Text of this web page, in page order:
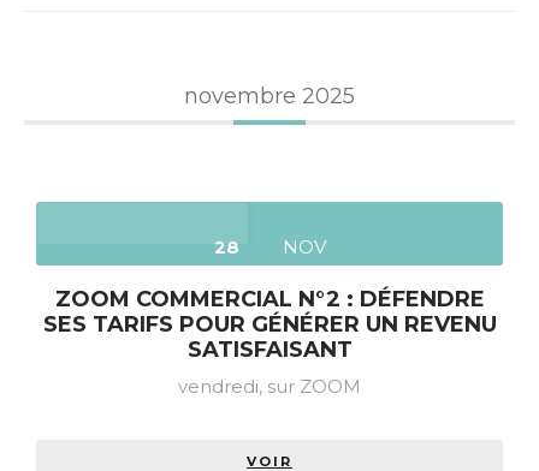
novembre 2025
28 NOV
ZOOM COMMERCIAL N°2 : DÉFENDRE
SES TARIFS POUR GÉNÉRER UN REVENU
SATISFAISANT
vendredi, sur ZOOM
VOIR